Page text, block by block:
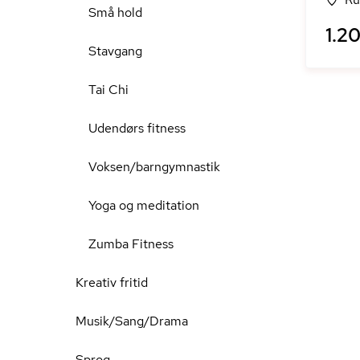
Små hold
Stavgang
Tai Chi
Udendørs fitness
Voksen/barngymnastik
Yoga og meditation
Zumba Fitness
Kreativ fritid
Musik/Sang/Drama